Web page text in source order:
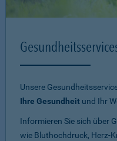
Unsere
Ihre Gesundheit und Ihr
Informieren Sie sich über
wie Bluthochdruck, Herz-